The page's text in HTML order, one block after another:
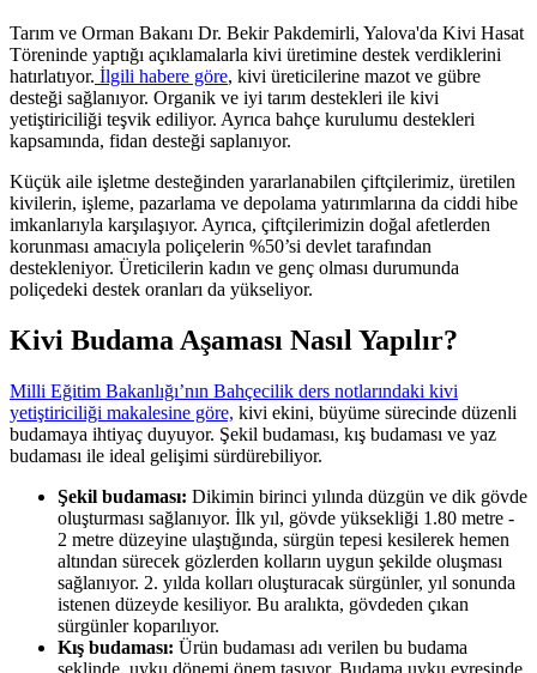
Tarım ve Orman Bakanı Dr. Bekir Pakdemirli, Yalova'da Kivi Hasat
Töreninde yaptığı açıklamalarla kivi üretimine destek verdiklerini
hatırlatıyor. İlgili habere göre, kivi üreticilerine mazot ve gübre
desteği sağlanıyor. Organik ve iyi tarım destekleri ile kivi
yetiştiriciliği teşvik ediliyor. Ayrıca bahçe kurulumu destekleri
kapsamında, fidan desteği saplanıyor.
Küçük aile işletme desteğinden yararlanabilen çiftçilerimiz, üretilen
kivilerin, işleme, pazarlama ve depolama yatırımlarına da ciddi hibe
imkanlarıyla karşılaşıyor. Ayrıca, çiftçilerimizin doğal afetlerden
korunması amacıyla poliçelerin %50’si devlet tarafından
destekleniyor. Üreticilerin kadın ve genç olması durumunda
poliçedeki destek oranları da yükseliyor.
Kivi Budama Aşaması Nasıl Yapılır?
Milli Eğitim Bakanlığı’nın Bahçecilik ders notlarındaki kivi
yetiştiriciliği makalesine göre, kivi ekini, büyüme sürecinde düzenli
budamaya ihtiyaç duyuyor. Şekil budaması, kış budaması ve yaz
budaması ile ideal gelişimi sürdürebiliyor.
Şekil budaması: Dikimin birinci yılında düzgün ve dik gövde
oluşturması sağlanıyor. İlk yıl, gövde yüksekliği 1.80 metre -
2 metre düzeyine ulaştığında, sürgün tepesi kesilerek hemen
altından sürecek gözlerden kolların uygun şekilde oluşması
sağlanıyor. 2. yılda kolları oluşturacak sürgünler, yıl sonunda
istenen düzeyde kesiliyor. Bu aralıkta, gövdeden çıkan
sürgünler koparılıyor.
Kış budaması: Ürün budaması adı verilen bu budama
şeklinde, uyku dönemi önem taşıyor. Budama uyku evresinde